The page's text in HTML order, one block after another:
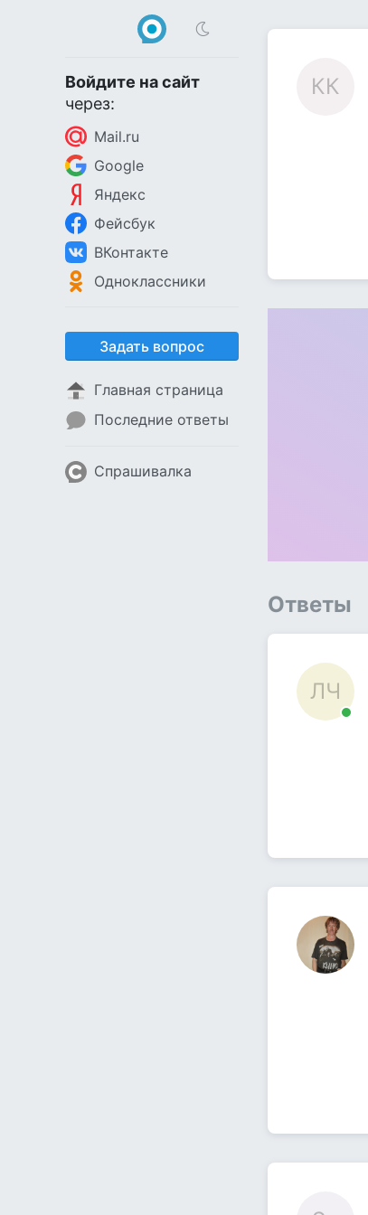
Войдите на сайт
через:
Mail.ru
Google
Яндекс
Фейсбук
ВКонтакте
Одноклассники
Задать вопрос
Главная страница
Последние ответы
Спрашивалка
КК
Ответы
ЛЧ